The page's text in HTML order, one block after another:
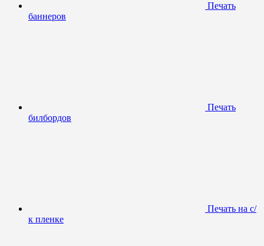
Печать
баннеров
Печать
билбордов
Печать на с/
к пленке